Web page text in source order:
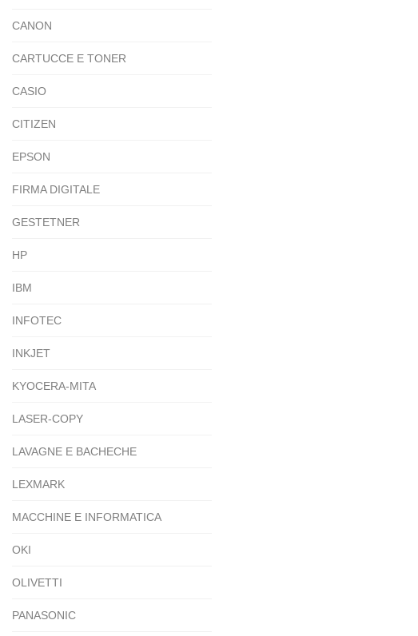
CANON
CARTUCCE E TONER
CASIO
CITIZEN
EPSON
FIRMA DIGITALE
GESTETNER
HP
IBM
INFOTEC
INKJET
KYOCERA-MITA
LASER-COPY
LAVAGNE E BACHECHE
LEXMARK
MACCHINE E INFORMATICA
OKI
OLIVETTI
PANASONIC